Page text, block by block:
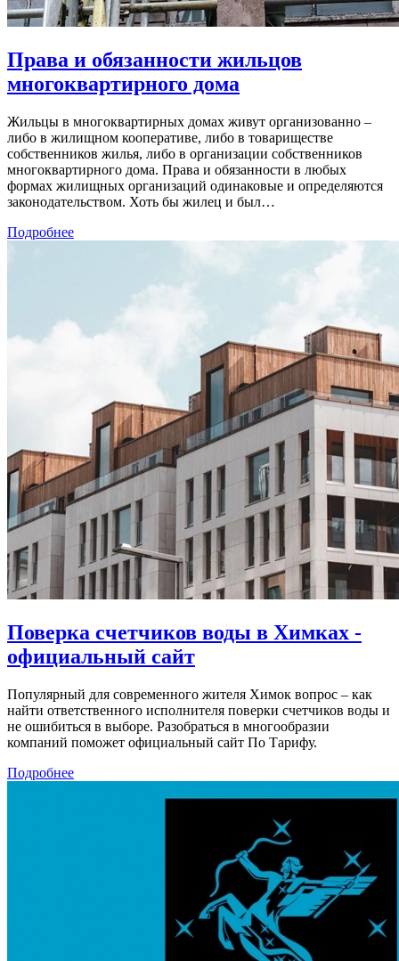
Права и обязанности жильцов
многоквартирного дома
Жильцы в многоквартирных домах живут организованно –
либо в жилищном кооперативе, либо в товариществе
собственников жилья, либо в организации собственников
многоквартирного дома. Права и обязанности в любых
формах жилищных организаций одинаковые и определяются
законодательством. Хоть бы жилец и был…
Подробнее
Поверка счетчиков воды в Химках -
официальный сайт
Популярный для современного жителя Химок вопрос – как
найти ответственного исполнителя поверки счетчиков воды и
не ошибиться в выборе. Разобраться в многообразии
компаний поможет официальный сайт По Тарифу.
Подробнее